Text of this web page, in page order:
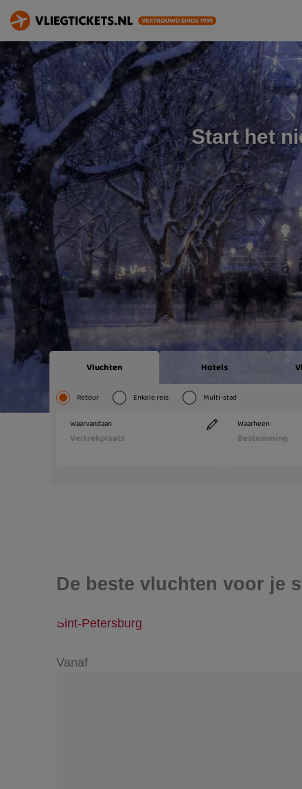
Start het
De beste vluchten voor je
Sint-Petersburg
Vanaf